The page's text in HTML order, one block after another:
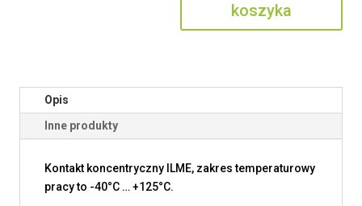
koszyka
Opis
Inne produkty
Kontakt koncentryczny ILME, zakres temperaturowy
pracy to -40°C … +125°C.